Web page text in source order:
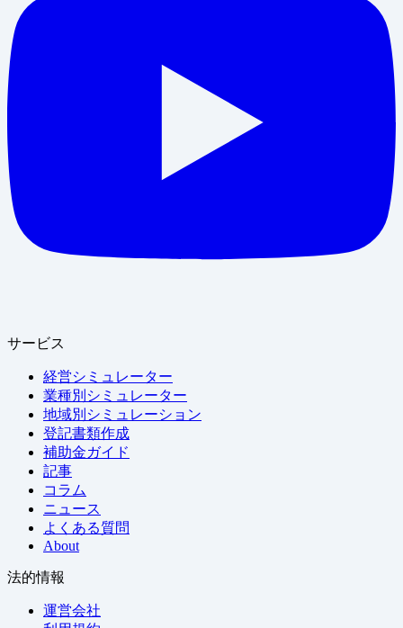
サービス
経営シミュレーター
業種別シミュレーター
地域別シミュレーション
登記書類作成
補助金ガイド
記事
コラム
ニュース
よくある質問
About
法的情報
運営会社